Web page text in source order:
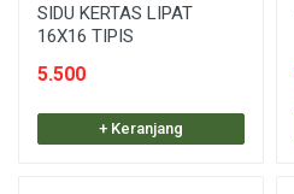
SIDU KERTAS LIPAT
16X16 TIPIS
5.500
+ Keranjang